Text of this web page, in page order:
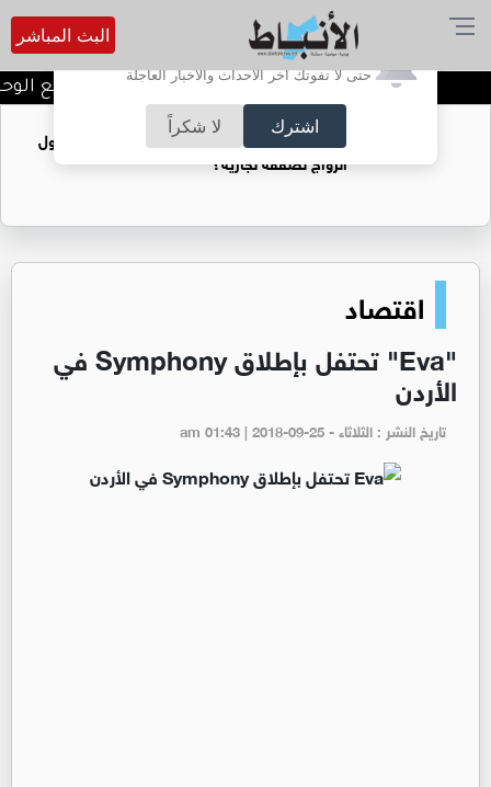
أترغب في تفعيل الإشعارات؟
حتى لا تفوتك آخر الأحداث والأخبار العاجلة
اشترك لا شكراً
البث المباشر
قرعة الموسم الجديد تضع
فتيات يستغللنه لتحقيق مكاسب مادية.. هل تحول
الزواج لصفقة تجارية؟
اقتصاد
"Eva" تحتفل بإطلاق Symphony في
الأردن
تاريخ النشر : الثلاثاء - am 01:43 | 2018-09-25